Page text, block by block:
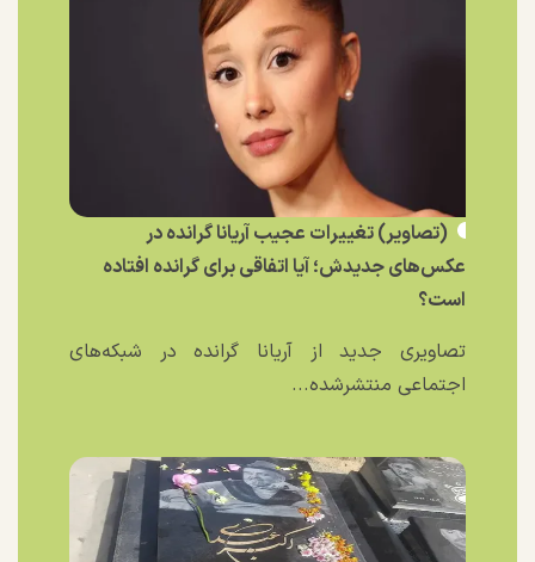
(تصاویر) تغییرات عجیب آریانا گرانده در
عکس‌های جدیدش؛ آیا اتفاقی برای گرانده افتاده
است؟
تصاویری جدید از آریانا گرانده در شبکه‌های
اجتماعی منتشرشده...